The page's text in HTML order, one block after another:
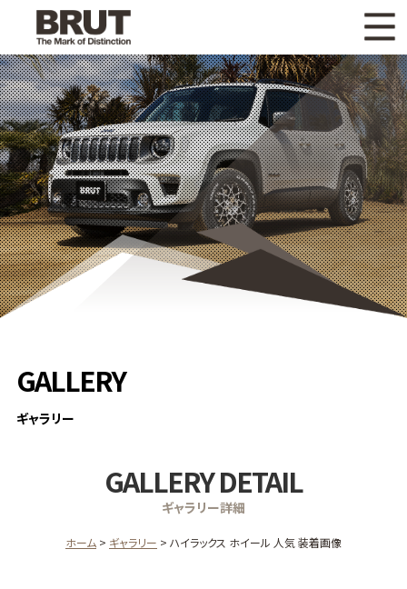
WHAT'S NEW ニュース
WHEEL LINEUP ホイールラインナップ
OTHER PRODUCT 関連製品
GALLERY ギャラリー
CATALOG カタログ請求
PRIVACY POLICY 個人情報保護方針
GALLERY
ギャラリー
GALLERY DETAIL
ギャラリー詳細
ホーム ギャラリー ハイラックス ホイール 人気 装着画像